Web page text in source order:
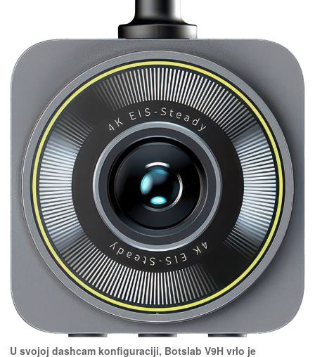
U svojoj dashcam konfiguraciji, Botslab V9H vrlo je